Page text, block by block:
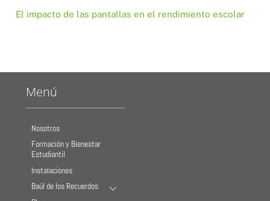
El impacto de las pantallas en el rendimiento escolar
Menú
Nosotros
Formación y Bienestar
Estudiantil
Instalaciones
Baúl de los Recuerdos